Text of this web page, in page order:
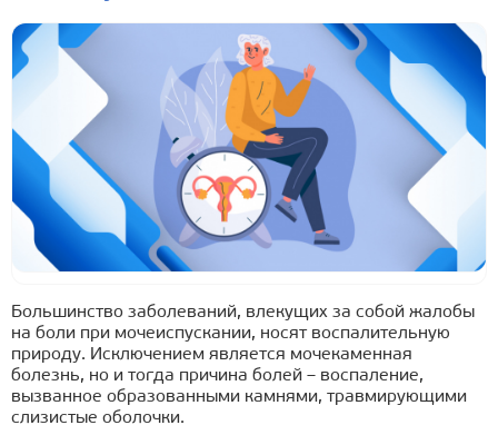
Большинство заболеваний, влекущих за собой жалобы
на боли при мочеиспускании, носят воспалительную
природу. Исключением является мочекаменная
болезнь, но и тогда причина болей – воспаление,
вызванное образованными камнями, травмирующими
слизистые оболочки.